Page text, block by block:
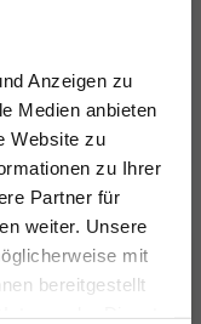
Anzeigen zu
Medien anbieten
Website zu
zu Ihrer
Partner für
weiter. Unsere
mit
bereitgestellt